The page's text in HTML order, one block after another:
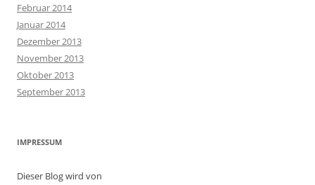
Februar 2014
Januar 2014
Dezember 2013
November 2013
Oktober 2013
September 2013
IMPRESSUM
Dieser Blog wird von